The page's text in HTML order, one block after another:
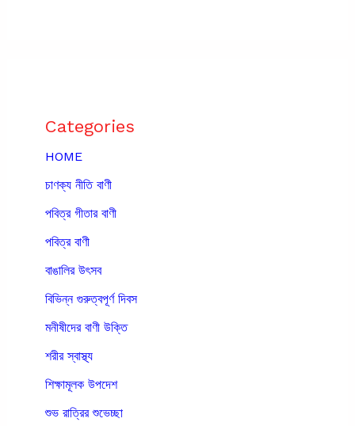
Categories
HOME
চাণক্য নীতি বাণী
পবিত্র গীতার বাণী
পবিত্র বাণী
বাঙালির উৎসব
বিভিন্ন গুরুত্বপূর্ণ দিবস
মনীষীদের বাণী উক্তি
শরীর স্বাস্থ্য
শিক্ষামূলক উপদেশ
শুভ রাত্রির শুভেচ্ছা